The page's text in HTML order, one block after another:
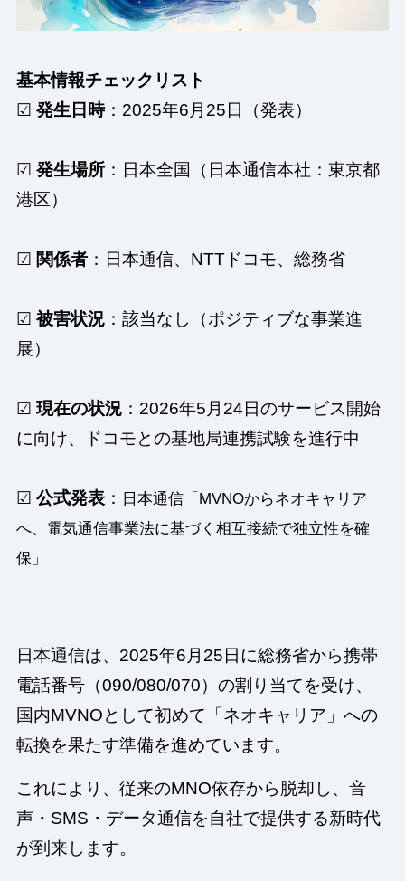
基本情報チェックリスト
☑ 発生日時：2025年6月25日（発表）
☑ 発生場所：日本全国（日本通信本社：東京都
港区）
☑ 関係者：日本通信、NTTドコモ、総務省
☑被害状況：該当なし（ポジティブな事業進
展）
☑ 現在の状況：2026年5月24日のサービス開始
に向け、ドコモとの基地局連携試験を進行中
☑ 公式発表：
日本通信「MVNOからネオキャリア
へ、電気通信事業法に基づく相互接続で独立性を確
保」
日本通信は、2025年6月25日に総務省から携帯
電話番号（090/080/070）の割り当てを受け、
国内MVNOとして初めて「ネオキャリア」への
転換を果たす準備を進めています。
これにより、従来のMNO依存から脱却し、音
声・SMS・データ通信を自社で提供する新時代
が到来します。